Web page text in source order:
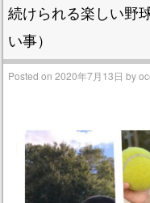
続けられる楽しい野
い事）
Posted on2020年7月13日 by